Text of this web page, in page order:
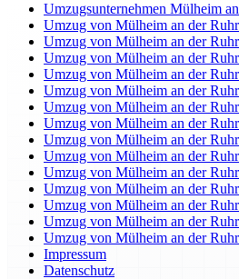
Umzugsunternehmen Mülheim
Umzug von Mülheim an der
Umzug von Mülheim an der
Umzug von Mülheim an der
Umzug von Mülheim an der
Umzug von Mülheim an der
Umzug von Mülheim an der
Umzug von Mülheim an der
Umzug von Mülheim an der
Umzug von Mülheim an der
Umzug von Mülheim an der Ruhr
Umzug von Mülheim an der
Umzug von Mülheim an der
Umzug von Mülheim an der
Umzug von Mülheim an der
Impressum
Datenschutz